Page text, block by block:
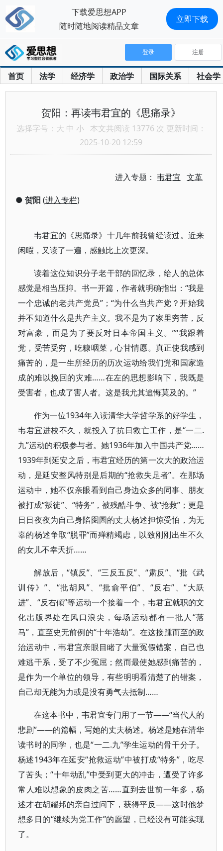
首页 法学 经济学 政治学 国际关系 社会学
登录 注册
贺阳：再读韦君宜的《思痛录》
选择字号： 大 中 小 本文共阅读 13776 次 更新时间：
2025-10-20 12:59
进入专题：韦君宜 文革
● 贺阳 (进入专栏)
韦君宜的《思痛录》十几年前我曾经读过。近来
闲暇，又读了一遍，感触比上次更深。
读着这位知识分子老干部的回忆录，给人的总体
感觉是相当压抑。书一开篇，作者就明确指出：“我是
一个忠诚的老共产党员”；“为什么当共产党？开始我
并不知道什么是共产主义。我不是为了家里穷苦，反
对富豪，而是为了要反对日本帝国主义。”“我跟着
党，受苦受穷，吃糠咽菜，心甘情愿。真正使我感到
痛苦的，是一生所经历的历次运动给我们党和国家造
成的难以挽回的灾难……在左的思想影响下，我既是
受害者，也成了害人者。这是我尤其追悔莫及的。”
作为一位1934年入读清华大学哲学系的好学生，
韦君宜进校不久，就投入了抗日救亡工作，是“一二.
九”运动的积极参与者。她1936年加入中国共产党……
1939年到延安之后，韦君宜经历的第一次大的政治运
动，是延安整风特别是后期的“抢救失足者”。在那场
运动中，她不仅亲眼看到自己身边众多的同事、朋友
被打成“叛徒”、“特务”，被残酷斗争、被“抢救”；更是
日日夜夜为自己身陷囹圄的丈夫杨述担惊受怕，为无
辜的杨述争取“脱罪”而殚精竭虑，以致刚刚出生不久
的女儿不幸夭折……
解放后，“镇反”、“三反五反”、“肃反”、“批《武
训传》”、“批胡风”、“批俞平伯”、“反右”、“大跃
进”、“反右倾”等运动一个接着一个，韦君宜就职的文
化出版界处在风口浪尖，每场运动都有一批人“落
马”，直至史无前例的“十年浩劫”。在这接踵而至的政
治运动中，韦君宜亲眼目睹了大量冤假错案，自己也
难逃干系，受了不少冤屈；然而最使她感到痛苦的，
是作为一个单位的领导，有些明明看清楚了的错案，
自己却无能为力或是没有勇气去抵制……
在这本书中，韦君宜专门用了一节——“当代人的
悲剧”——的篇幅，写她的丈夫杨述。杨述是她在清华
读书时的同学，也是“一二.九”学生运动的骨干分子。
杨述1943年在延安“抢救运动”中被打成“特务”，吃尽
了苦头；“十年动乱”中受到更大的冲击，遭受了许多
常人难以想象的皮肉之苦……直到去世前一年多，杨
述才在胡耀邦的亲自过问下，获得平反——这时他梦
想多日的“继续为党工作”的愿望，已经没有可能实现
了。
下载爱思想APP
随时随地阅读精品文章
立即下载